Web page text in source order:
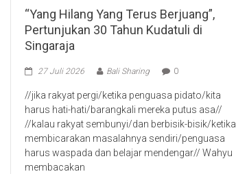
“Yang Hilang Yang Terus Berjuang”,
Pertunjukan 30 Tahun Kudatuli di
Singaraja
27 Juli 2026 Bali Sharing 0
//jika rakyat pergi/ketika penguasa pidato/kita
harus hati-hati/barangkali mereka putus asa//
//kalau rakyat sembunyi/dan berbisik-bisik/ketika
membicarakan masalahnya sendiri/penguasa
harus waspada dan belajar mendengar// Wahyu
membacakan